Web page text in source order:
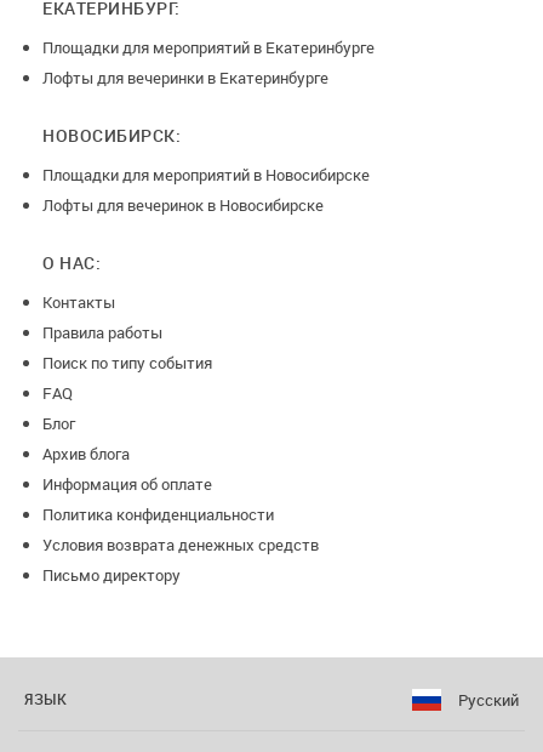
ЕКАТЕРИНБУРГ:
Площадки для мероприятий в Екатеринбурге
Лофты для вечеринки в Екатеринбурге
НОВОСИБИРСК:
Площадки для мероприятий в Новосибирске
Лофты для вечеринок в Новосибирске
О НАС:
Контакты
Правила работы
Поиск по типу события
FAQ
Блог
Архив блога
Информация об оплате
Политика конфиденциальности
Условия возврата денежных средств
Письмо директору
ЯЗЫК Русский